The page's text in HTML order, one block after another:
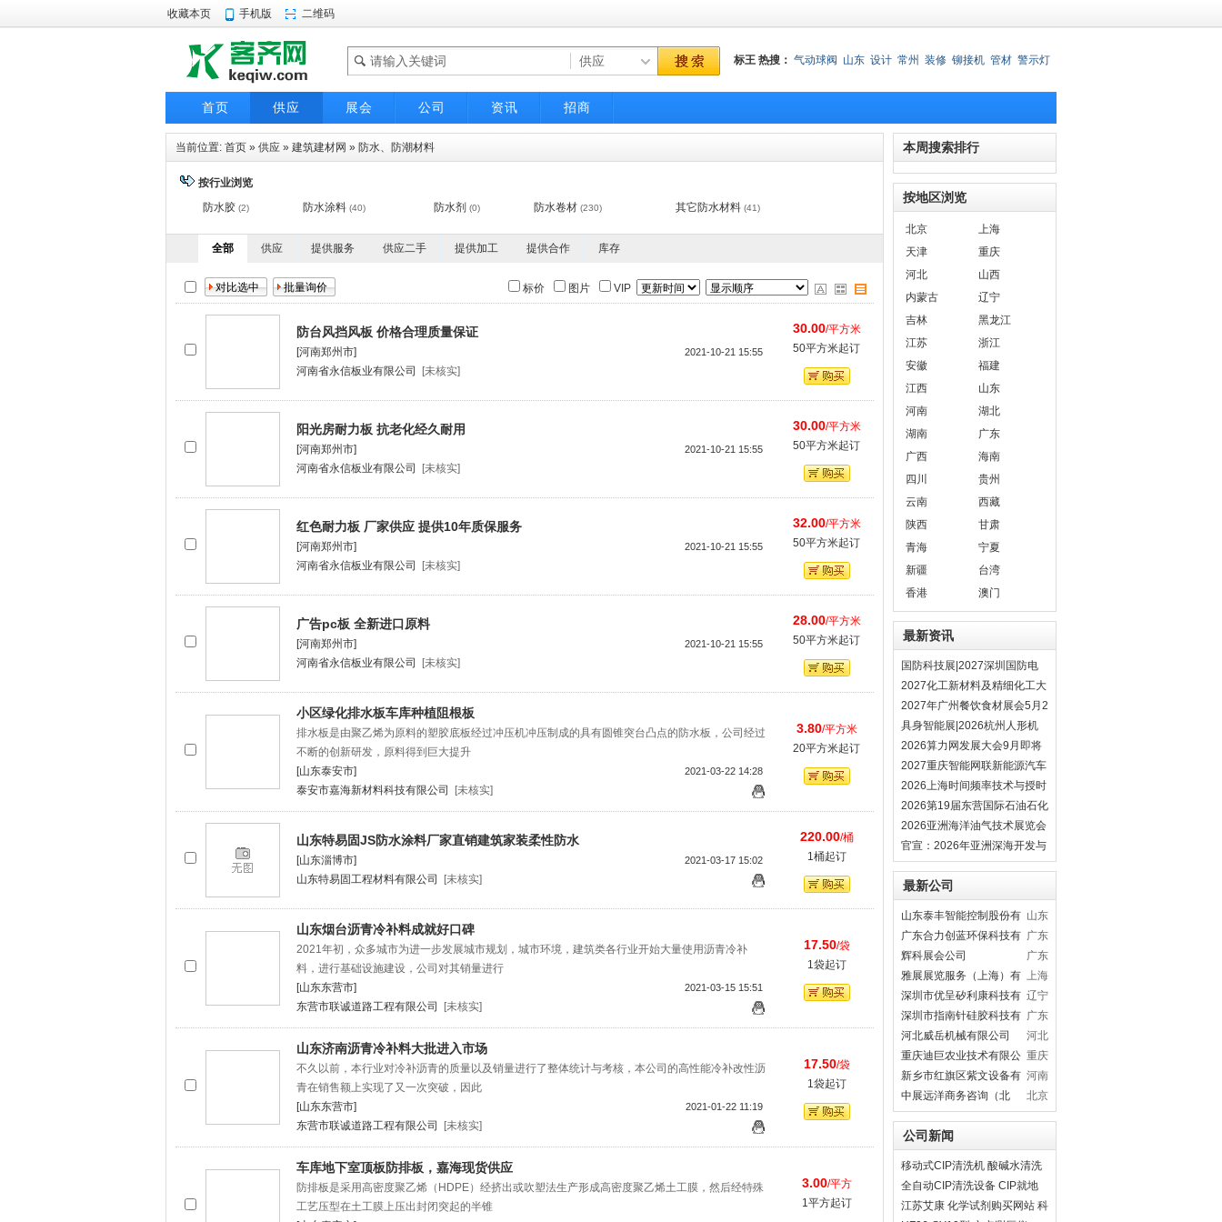
收藏本页 手机版 二维码
标王 热搜： 气动球阀 山东 设计 常州 装修 铆接机 管材 警示灯
首页 供应 展会 公司 资讯 招商
当前位置: 首页 » 供应 » 建筑建材网 » 防水、防潮材料
按行业浏览
防水胶 (2) 防水涂料 (40) 防水剂 (0) 防水卷材 (230) 其它防水材料 (41)
全部 供应 提供服务 供应二手 提供加工 提供合作 库存
标价 图片 VIP
防台风挡风板 价格合理质量保证
2021-10-21 15:55
[河南郑州市]
河南省永信板业有限公司
[未核实]
30.00/平方米
50平方米起订
阳光房耐力板 抗老化经久耐用
2021-10-21 15:55
[河南郑州市]
河南省永信板业有限公司
[未核实]
30.00/平方米
50平方米起订
红色耐力板 厂家供应 提供10年质保服务
2021-10-21 15:55
[河南郑州市]
河南省永信板业有限公司
[未核实]
32.00/平方米
50平方米起订
广告pc板 全新进口原料
2021-10-21 15:55
[河南郑州市]
河南省永信板业有限公司
[未核实]
28.00/平方米
50平方米起订
小区绿化排水板车库种植阻根板
排水板是由聚乙烯为原料的塑胶底板经过冲压机冲压制成的具有圆锥突台凸点的防水板，公司经过
不断的创新研发，原料得到巨大提升
2021-03-22 14:28
[山东泰安市]
泰安市嘉海新材料科技有限公司
[未核实]
3.80/平方米
20平方米起订
山东特易固JS防水涂料厂家直销建筑家装柔性防水
2021-03-17 15:02
[山东淄博市]
山东特易固工程材料有限公司
[未核实]
220.00/桶
1桶起订
山东烟台沥青冷补料成就好口碑
2021年初，众多城市为进一步发展城市规划，城市环境，建筑类各行业开始大量使用沥青冷补
料，进行基础设施建设，公司对其销量进行
2021-03-15 15:51
[山东东营市]
东营市联诚道路工程有限公司
[未核实]
17.50/袋
1袋起订
山东济南沥青冷补料大批进入市场
不久以前，本行业对冷补沥青的质量以及销量进行了整体统计与考核，本公司的高性能冷补改性沥
青在销售额上实现了又一次突破，因此
2021-01-22 11:19
[山东东营市]
东营市联诚道路工程有限公司
[未核实]
17.50/袋
1袋起订
车库地下室顶板防排板，嘉海现货供应
防排板是采用高密度聚乙烯（HDPE）经挤出或吹塑法生产形成高密度聚乙烯土工膜，然后经特殊
工艺压型在土工膜上压出封闭突起的半锥
3.00/平方
1平方起订
本周搜索排行
按地区浏览
北京
上海
天津
重庆
河北
山西
内蒙古
辽宁
吉林
黑龙江
江苏
浙江
安徽
福建
江西
山东
河南
湖北
湖南
广东
广西
海南
四川
贵州
云南
西藏
陕西
甘肃
青海
宁夏
新疆
台湾
香港
澳门
最新资讯
国防科技展|2027深圳国防电
子展4月9日启幕
2027化工新材料及精细化工大
会暨展览会定档苏州
2027年广州餐饮食材展会5月2
0日召开
具身智能展|2026杭州人形机
器人展|仿生机器人展5月启幕
2026算力网发展大会9月即将
在京启幕
2027重庆智能网联新能源汽车
技术与生态链博览会
2026上海时间频率技术与授时
设备展11月启幕
2026第19届东营国际石油石化
装备与技术展会9月28日启幕
2026亚洲海洋油气技术展览会
（海南国际会展中心）
官宣：2026年亚洲深海开发与
海底作业装备博览交易会
最新公司
山东
山东泰丰智能控制股份有
限公司
广东
广东合力创蓝环保科技有
限公司
广东
辉科展会公司
上海
雅展展览服务（上海）有
限公司
辽宁
深圳市优呈矽利康科技有
限公司
广东
深圳市指南针硅胶科技有
限公司
河北
河北威岳机械有限公司
重庆
重庆迪巨农业技术有限公
司
河南
新乡市红旗区紫文设备有
限公司
北京
中展远洋商务咨询（北
京）有限公司
公司新闻
移动式CIP清洗机 酸碱水清洗
设备 饮料乳品管路清洗系统
全自动CIP清洗设备 CIP就地
清洗机 自动在线管道清洗系统
江苏艾康 化学试剂购买网站 科